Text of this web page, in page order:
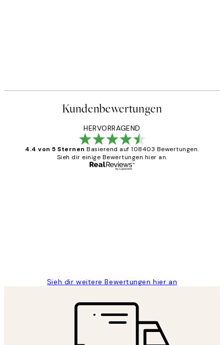
Kundenbewertungen
HERVORRAGEND
4.4 von 5 Sternen Basierend auf 108403 Bewertungen.
Sieh dir einige Bewertungen hier an.
Sieh dir weitere Bewertungen hier an